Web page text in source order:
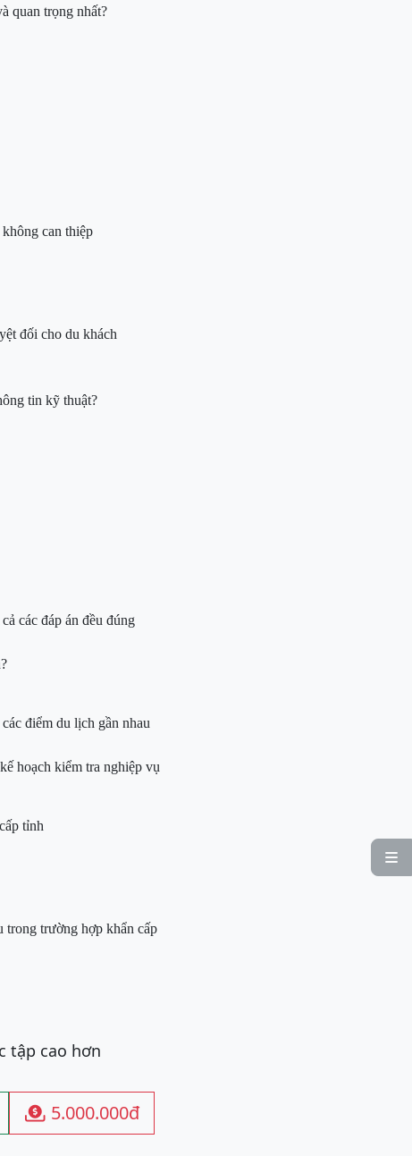

quan trọng nhất?
can thiệp
đối cho du khách
tin kỹ thuật?
các đáp án đều đúng
điểm du lịch gần nhau
hoạch kiểm tra nghiệp vụ
tỉnh
trong trường hợp khẩn cấp
tập cao hơn
 5.000.000đ